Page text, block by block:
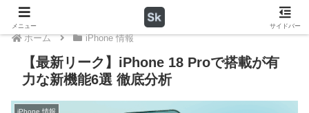
ホーム iPhone 情報
【最新リーク】iPhone 18 Proで搭載が有
力な新機能6選 徹底分析
iPhone 情報
メニュー サイドバー